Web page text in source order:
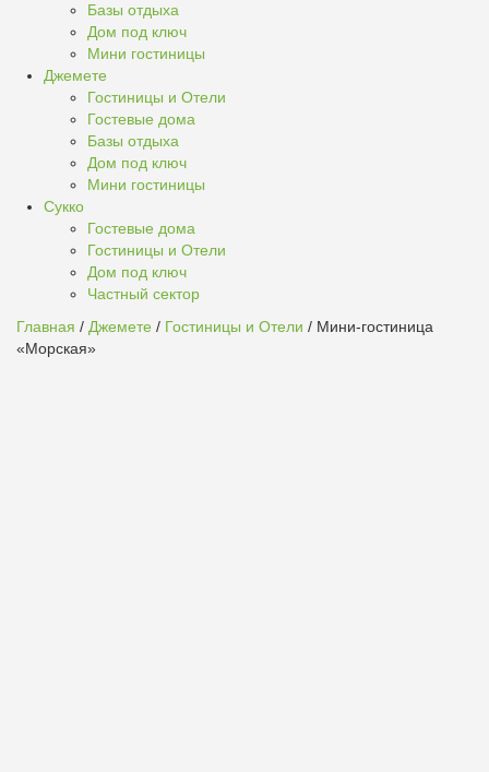
Базы отдыха
Дом под ключ
Мини гостиницы
Джемете
Гостиницы и Отели
Гостевые дома
Базы отдыха
Дом под ключ
Мини гостиницы
Сукко
Гостевые дома
Гостиницы и Отели
Дом под ключ
Частный сектор
Главная / Джемете / Гостиницы и Отели / Мини-гостиница
«Морская»